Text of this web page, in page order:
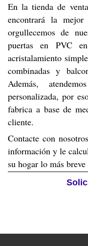
En la tienda de
encontrará la
orgullecemos de
puertas en PVC
acristalamiento
combinadas y
Además,
personalizada, por
fabrica a base de
cliente.
Contacte con
información y le
su hogar lo más